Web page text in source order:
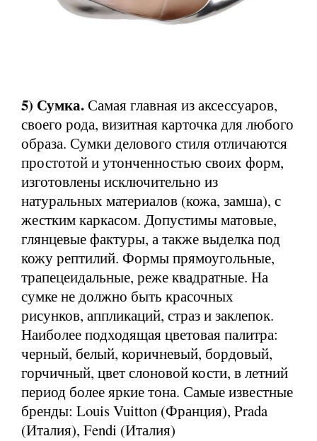
5) Сумка.Самая главная из аксессуаров,
своего рода, визитная карточка для любого
образа. Сумки делового стиля отличаются
простотой и утонченностью своих форм,
изготовлены исключительно из
натуральных материалов (кожа, замша), с
жестким каркасом. Допустимы матовые,
глянцевые фактуры, а также выделка под
кожу рептилий. Формы прямоугольные,
трапецеидальные, реже квадратные. На
сумке не должно быть красочных
рисунков, аппликаций, страз и заклепок.
Наиболее подходящая цветовая палитра:
черный, белый, коричневый, бордовый,
горчичный, цвет слоновой кости, в летний
период более яркие тона. Самые известные
бренды: Louis Vuitton (Франция), Prada
(Италия), Fendi (Италия)